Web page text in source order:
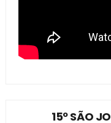
15º SÃO